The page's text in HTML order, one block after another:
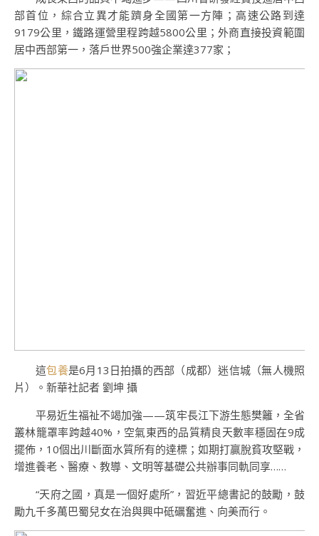
部首位，綜合立異才能躋身全國第一方陣；高速公路到達
9179公里，鐵路運營里程跨越5800公里；外商直接投資範圍
居中西部第一，落戶世界500強企業達377家；
這包養是6月13日拍攝的西部（成都）迷信城（無人機照
片）。新華社記者 劉坤 攝
平易近生福祉不竭加強——筑牢長江下游生態樊籬，全省
叢林籠罩率跨越40%，空氣東西的品質精良天數率穩固在9成
擺佈，10個出川斷面水質所有的達標；如期打贏脫貧攻堅戰，
增進養老、醫療、教導、文明等基礎公共辦事同軌同享……
“天府之國，真是一個好處所”，習近平總書記的鼓勵，鼓
勵九千多萬巴蜀兒女在治與興中砥礪奮進、向美而行。